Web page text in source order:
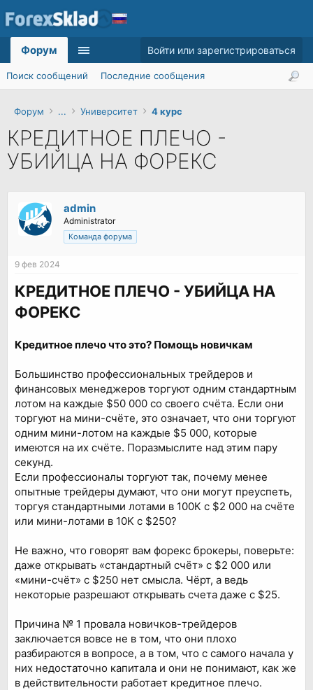
Форум ... Университет 4 курс
КРЕДИТНОЕ ПЛЕЧО -
УБИЙЦА НА ФОРЕКС
admin
Administrator
Команда форума
9 фев 2024
КРЕДИТНОЕ ПЛЕЧО - УБИЙЦА НА
ФОРЕКС
Кредитное плечо что это? Помощь новичкам
Большинство профессиональных трейдеров и
финансовых менеджеров торгуют одним стандартным
лотом на каждые $50 000 со своего счёта. Если они
торгуют на мини-счёте, это означает, что они торгуют
одним мини-лотом на каждые $5 000, которые
имеются на их счёте. Поразмыслите над этим пару
секунд.
Если профессионалы торгуют так, почему менее
опытные трейдеры думают, что они могут преуспеть,
торгуя стандартными лотами в 100К с $2 000 на счёте
или мини-лотами в 10K с $250?
Не важно, что говорят вам форекс брокеры, поверьте:
даже открывать «стандартный счёт» с $2 000 или
«мини-счёт» с $250 нет смысла. Чёрт, а ведь
некоторые разрешают открывать счета даже с $25.
Причина № 1 провала новичков-трейдеров
заключается вовсе не в том, что они плохо
разбираются в вопросе, а в том, что с самого начала у
них недостаточно капитала и они не понимают, как же
в действительности работает кредитное плечо.
Форум
Поиск сообщений Последние сообщения
Войти или зарегистрироваться